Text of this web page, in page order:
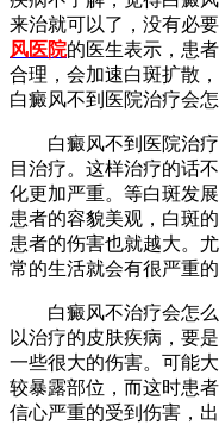
来治就可以了，没有必
风医院的医生表示，患
合理，会加速白斑扩散
白癜风不到医院治疗会
白癜风不到医院治疗
目治疗。这样治疗的话
化更加严重。等白斑发
患者的容貌美观，白斑
患者的伤害也就越大。
常的生活就会有很严重
白癜风不治疗会怎么
以治疗的皮肤疾病，要
一些很大的伤害。可能
较暴露部位，而这时患
信心严重的受到伤害，